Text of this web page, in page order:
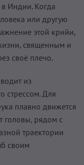
Индии. Когда
или другую
этой крийи,
священным и
своё плечо.
из
стрессом. Для
плавно движется
головы, рядом с
траектории
своим